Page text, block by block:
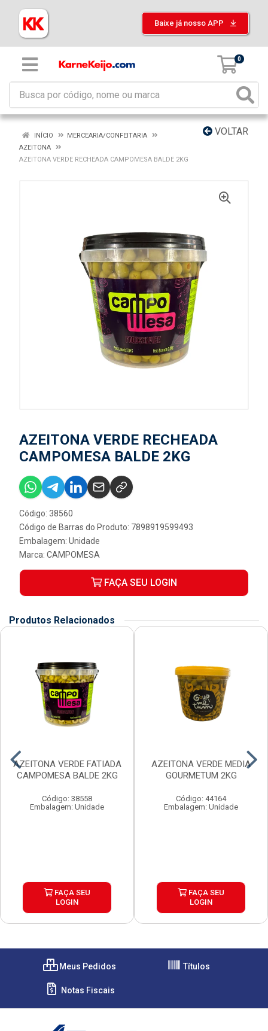
Baixe já nosso APP
0
VOLTAR
INÍCIO
MERCEARIA/CONFEITARIA
AZEITONA
AZEITONA VERDE RECHEADA CAMPOMESA BALDE 2KG
AZEITONA VERDE RECHEADA
CAMPOMESA BALDE 2KG
Código: 38560
Código de Barras do Produto: 7898919599493
Embalagem: Unidade
Marca: CAMPOMESA
FAÇA SEU LOGIN
Produtos Relacionados
AZEITONA VERDE FATIADA
CAMPOMESA BALDE 2KG
Código: 38558
Embalagem: Unidade
FAÇA SEU
LOGIN
AZEITONA VERDE MEDIA
GOURMETUM 2KG
Código: 44164
Embalagem: Unidade
FAÇA SEU
LOGIN
Meus Pedidos Títulos
Notas Fiscais